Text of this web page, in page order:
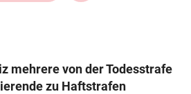
mehrere von der Todesstrafe
zu Haftstrafen